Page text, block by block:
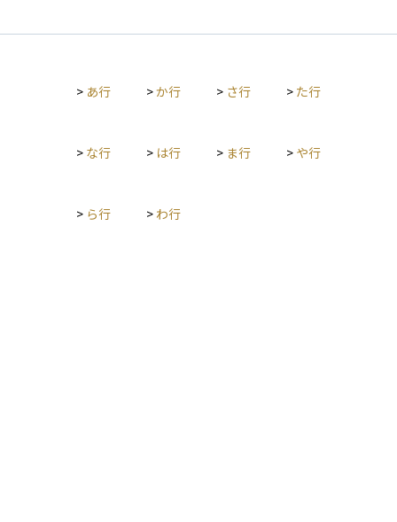
の物件価値や担保評価も重要な判断材料となります。審査に通
足していると判断されたり、過去の支払い遅延や事故情報があ
となる重要な関門です。
> あ行 >か行 > さ行 > た行
> な行 > は行 > ま行 > や行
> ら行 > わ行